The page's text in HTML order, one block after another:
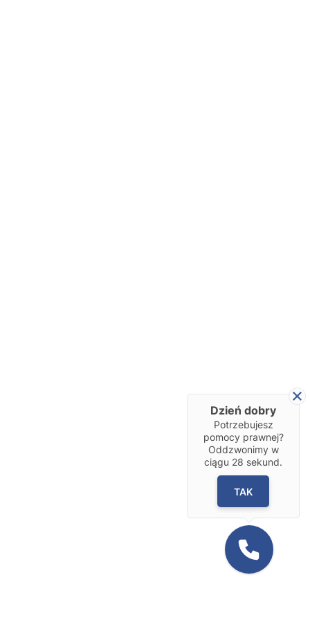
Dzień dobry
Potrzebujesz
pomocy prawnej?
Oddzwonimy w
ciągu 28 sekund.
TAK